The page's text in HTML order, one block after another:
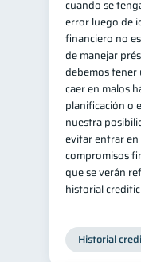
Entidad
Préstamos
Consejos
Tarjeta de
Historial
Servicios 4
Derechos &
Vacaciones
cuando se
error luego de
financiero no
de manejar
debemos tener
caer en malos
planificación o
nuestra
evitar entrar
compromisos
que se verán
historial
Historial